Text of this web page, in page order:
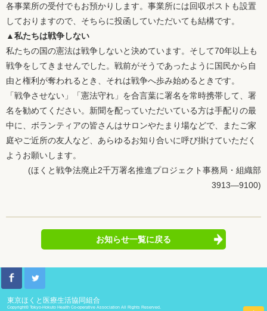
各事業所の受付でもお預かりします。事業所には回収ポストも設置
しておりますので、そちらに投函していただいても結構です。
▲私たちは戦争しない
私たちの国の憲法は戦争しないと決めています。そして70年以上も
戦争をしてきませんでした。戦前がそうであったように国民から自
由と権利が奪われるとき、それは戦争へ歩み始めるときです。
「戦争させない」「憲法守れ」を合言葉に署名を常時携帯して、署
名を勧めてください。新聞を配っていただいている方は手配りの最
中に、ボランティアの皆さんはサロンやたまり場などで、またご家
庭やご近所の友人など、あらゆるお知り合いに呼び掛けていただく
ようお願いします。
(ほくと戦争法廃止2千万署名推進プロジェクト事務局・組織部
3913―9100)
お知らせ一覧に戻る
東京ほくと医療生活協同組合
Copyright© Tokyo-Hokuto Health Co-operative Association All Rights Reserved.